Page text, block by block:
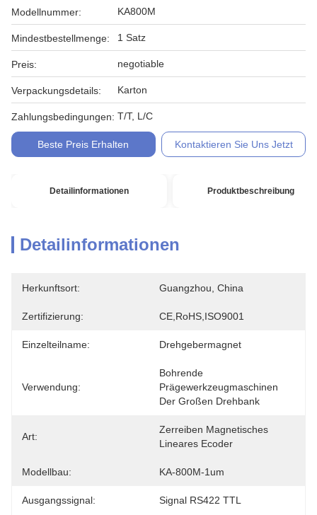
Modellnummer: KA800M
Mindestbestellmenge: 1 Satz
Preis: negotiable
Verpackungsdetails: Karton
Zahlungsbedingungen: T/T, L/C
Beste Preis Erhalten Kontaktieren Sie Uns Jetzt
Detailinformationen Produktbeschreibung
Detailinformationen
Herkunftsort: Guangzhou, China
Zertifizierung: CE,RoHS,ISO9001
Einzelteilname: Drehgebermagnet
Verwendung:
Bohrende
Prägewerkzeugmaschinen
Der Großen Drehbank
Art:
Zerreiben Magnetisches
Lineares Ecoder
Modellbau: KA-800M-1um
Ausgangssignal: Signal RS422 TTL